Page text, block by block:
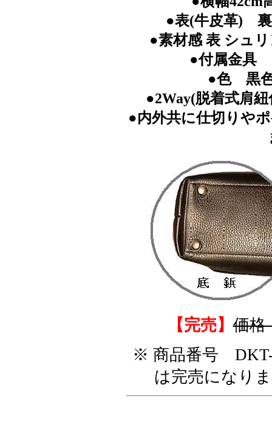
●表(牛皮革)
●素材感 表 シュ
●付属金具
●色 黒
●2Way(脱着式肩
●内外共に仕切りや
【完売】価格
※ 商品番号 DKT-
は完売になり